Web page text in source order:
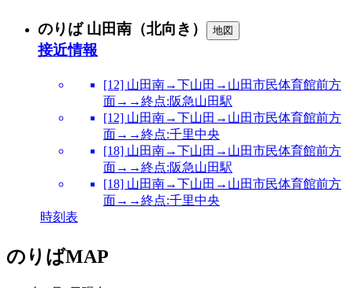
のりば 山田南（北向き） 地図
接近情報
[12] 山田南→下山田→山田市民体育館前方
面→→終点:阪急山田駅
[12] 山田南→下山田→山田市民体育館前方
面→→終点:千里中央
[18] 山田南→下山田→山田市民体育館前方
面→→終点:阪急山田駅
[18] 山田南→下山田→山田市民体育館前方
面→→終点:千里中央
時刻表
のりばMAP